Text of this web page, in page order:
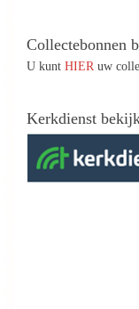
Collectebonnen
U kunt HIER uw
Kerkdienst